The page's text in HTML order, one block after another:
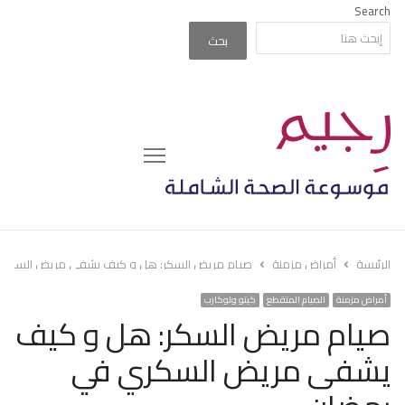
Search
بحث
Menu
الرئيسة أمراض مزمنة صيام مريض السكر: هل و كيف يشفى مريض
أمراض مزمنة الصيام المتقطع كيتو ولوكارب
صيام مريض السكر: هل و كيف
يشفى مريض السكري في